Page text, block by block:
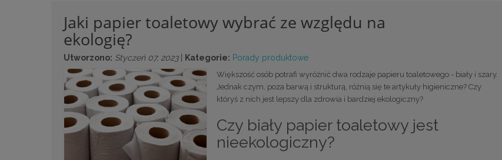
Jaki papier toaletowy wybrać ze względu na
ekologię?
Utworzono: Styczeń 07, 2023 Kategorie: Porady produktowe
Większość osób potrafi wyróżnić dwa rodzaje papieru toaletowego - biały i szary.
Jednak czym, poza barwą i strukturą, różnią się te artykuły higieniczne? Czy
któryś z nich jest lepszy dla zdrowia i bardziej ekologiczny?
Czy biały papier toaletowy jest
nieekologiczny?